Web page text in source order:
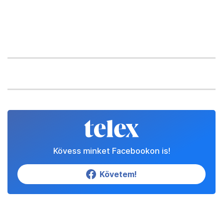
Kövess minket Facebookon is!
Követem!